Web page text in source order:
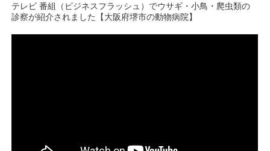
テレビ 番組（ビジネスフラッシュ）でウサギ・小鳥・爬虫類の
診察が紹介されました【大阪府堺市の動物病院】